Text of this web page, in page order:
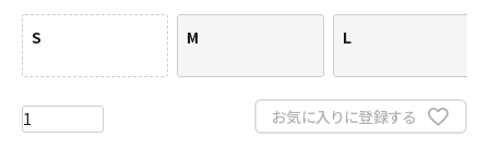
S M L
お気に入りに登録する